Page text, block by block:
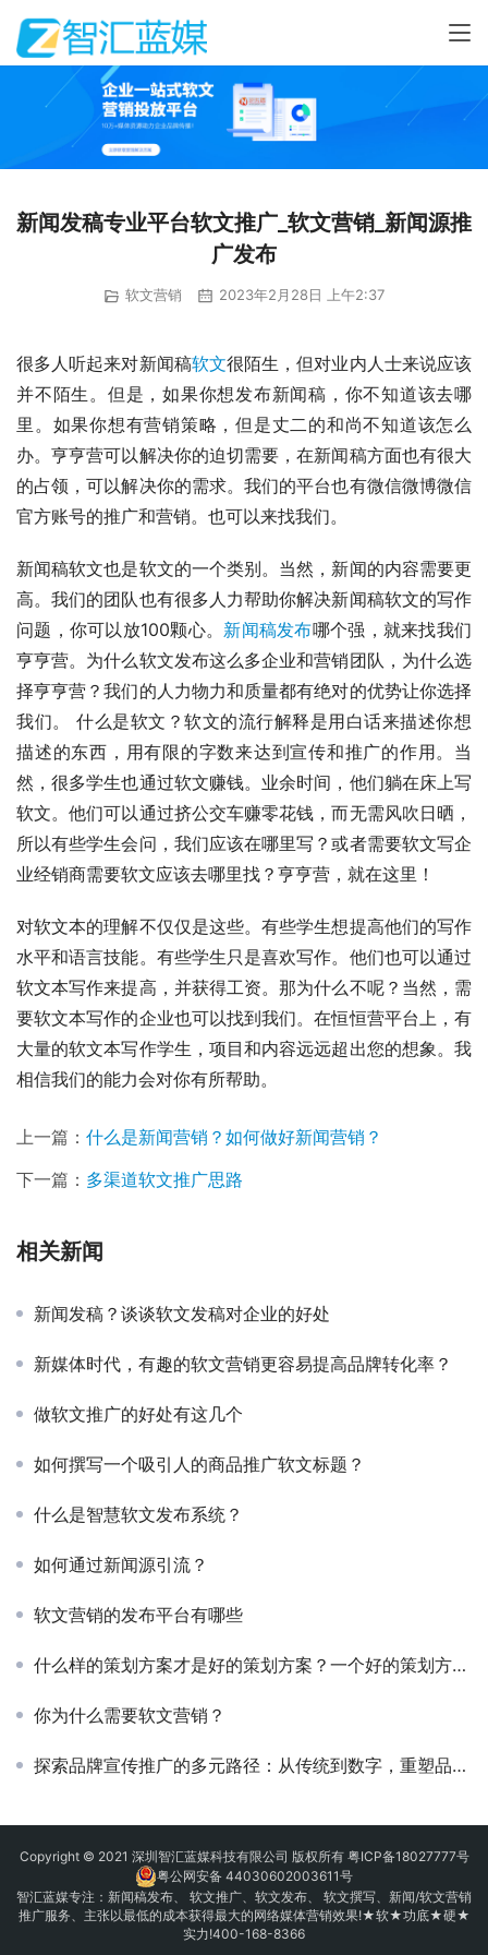
新闻发稿专业平台软文推广_软文营销_新闻源推
广发布
软文营销 2023年2月28日 上午2:37
很多人听起来对新闻稿软文很陌生，但对业内人士来说应该
并不陌生。但是，如果你想发布新闻稿，你不知道该去哪
里。如果你想有营销策略，但是丈二的和尚不知道该怎么
办。亨亨营可以解决你的迫切需要，在新闻稿方面也有很大
的占领，可以解决你的需求。我们的平台也有微信微博微信
官方账号的推广和营销。也可以来找我们。
新闻稿软文也是软文的一个类别。当然，新闻的内容需要更
高。我们的团队也有很多人力帮助你解决新闻稿软文的写作
问题，你可以放100颗心。 新闻稿发布哪个强，就来找我们
亨亨营。为什么软文发布这么多企业和营销团队，为什么选
择亨亨营？我们的人力物力和质量都有绝对的优势让你选择
我们。 什么是软文？软文的流行解释是用白话来描述你想
描述的东西，用有限的字数来达到宣传和推广的作用。当
然，很多学生也通过软文赚钱。业余时间，他们躺在床上写
软文。他们可以通过挤公交车赚零花钱，而无需风吹日晒，
所以有些学生会问，我们应该在哪里写？或者需要软文写企
业经销商需要软文应该去哪里找？亨亨营，就在这里！
对软文本的理解不仅仅是这些。有些学生想提高他们的写作
水平和语言技能。有些学生只是喜欢写作。他们也可以通过
软文本写作来提高，并获得工资。那为什么不呢？当然，需
要软文本写作的企业也可以找到我们。在恒恒营平台上，有
大量的软文本写作学生，项目和内容远远超出您的想象。我
相信我们的能力会对你有所帮助。
上一篇： 什么是新闻营销？如何做好新闻营销？
下一篇： 多渠道软文推广思路
相关新闻
新闻发稿？谈谈软文发稿对企业的好处
新媒体时代，有趣的软文营销更容易提高品牌转化率？
做软文推广的好处有这几个
如何撰写一个吸引人的商品推广软文标题？
什么是智慧软文发布系统？
如何通过新闻源引流？
软文营销的发布平台有哪些
什么样的策划方案才是好的策划方案？一个好的策划方案应该具备哪些核心要素？
你为什么需要软文营销？
探索品牌宣传推广的多元路径：从传统到数字，重塑品牌影响力
Copyright © 2021 深圳智汇蓝媒科技有限公司 版权所有 粤ICP备18027777号
粤公网安备 44030602003611号
智汇蓝媒专注： 新闻稿发布、 软文推广、 软文发布、 软文撰写、新闻/软文营销
推广服务、主张以最低的成本获得最大的网络媒体营销效果!★软★功底★硬★
实力!400-168-8366